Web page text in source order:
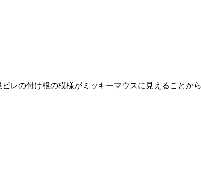
レの付け根の模様がミッキーマウスに見えること